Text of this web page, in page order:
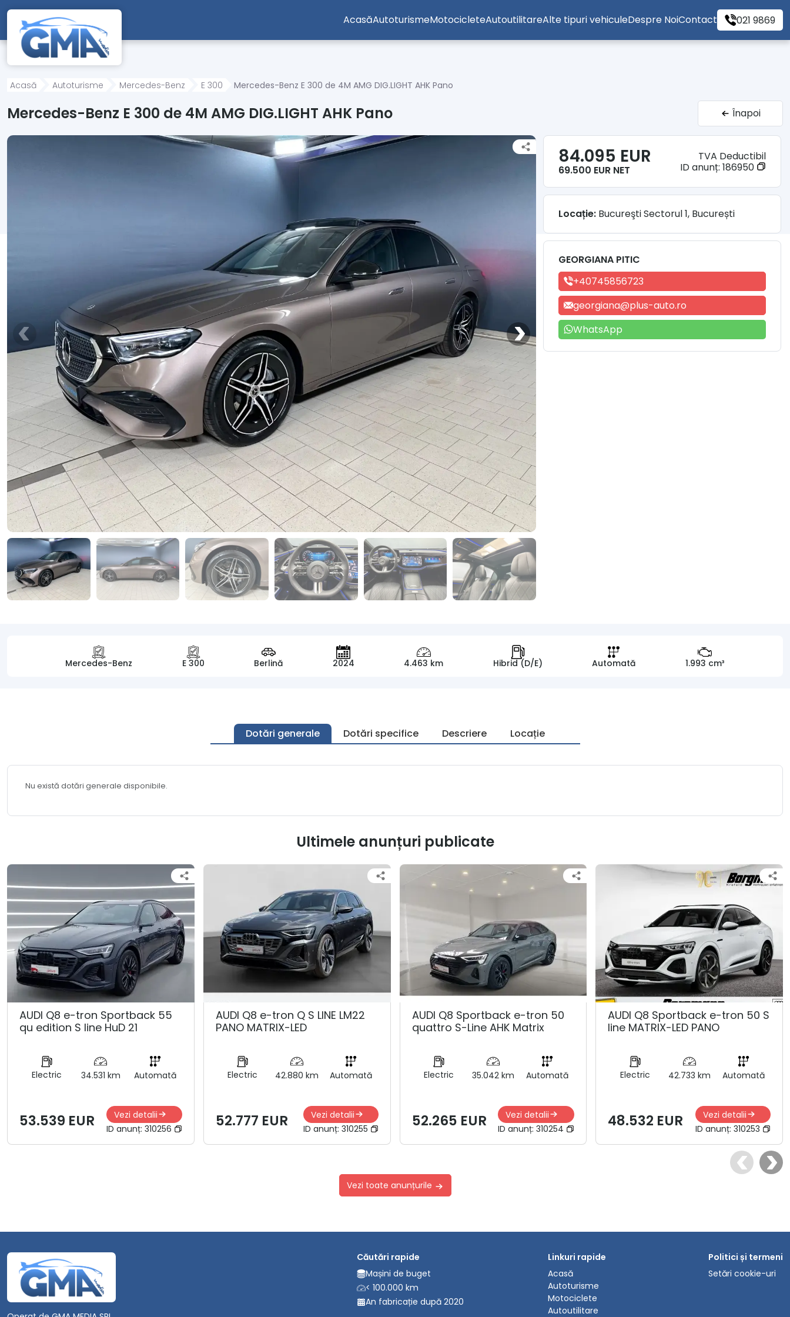
Mergi direct la conținutul principal
AcasăAutoturismeMotocicleteAutoutilitareAlte tipuri vehiculeDespre NoiContact 021 9869
Acasă Autoturisme Mercedes-Benz E 300 Mercedes-Benz E 300 de 4M AMG DIG.LIGHT AHK Pano
Mercedes-Benz E 300 de 4M AMG DIG.LIGHT AHK Pano Înapoi
Mercedes-Benz E 300 Berlină 2024 4.463 km Hibrid (D/E) Automată 1.993 cm³
Dotări generale Dotări specifice Descriere Locație
Nu există dotări generale disponibile.
84.095 EUR
69.500 EUR NET
TVA Deductibil
ID anunț: 186950
Locație: Bucureşti Sectorul 1, București
GEORGIANA PITIC
+40745856723
georgiana@plus-auto.ro
WhatsApp
Ultimele anunțuri publicate
AUDI Q8 e-tron Sportback 55
qu edition S line HuD 21
Electric 34.531 km Automată
53.539 EUR
Vezi detalii
ID anunț: 310256
AUDI Q8 e-tron Q S LINE LM22
PANO MATRIX-LED
Electric 42.880 km Automată
52.777 EUR
Vezi detalii
ID anunț: 310255
AUDI Q8 Sportback e-tron 50
quattro S-Line AHK Matrix
Electric 35.042 km Automată
52.265 EUR
Vezi detalii
ID anunț:310254
AUDI Q8 Sportback e-tron 50 S
line MATRIX-LED PANO
Electric 42.733 km Automată
48.532 EUR
Vezi detalii
ID anunț: 310253
Vezi toate anunțurile
Căutări rapide
Mașini de buget
< 100.000 km
An fabricație după 2020
Linkuri rapide
Acasă
Autoturisme
Motociclete
Autoutilitare
Politici și termeni
Setări cookie-uri